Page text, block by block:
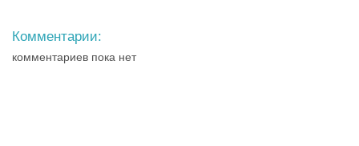
Комментарии:
комментариев пока нет